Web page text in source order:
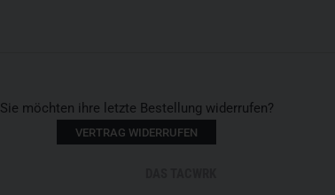
Sie möchten ihre letzte Bestellung widerrufen?
VERTRAG WIDERRUFEN